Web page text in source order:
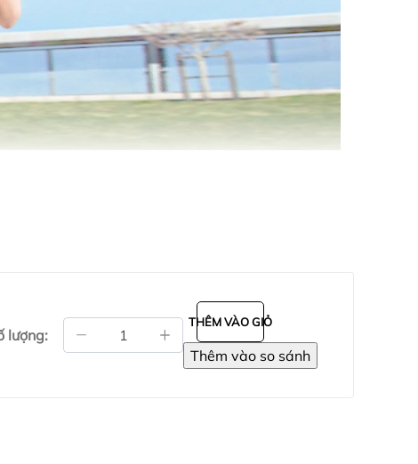
lượng:
THÊM VÀO GIỎ